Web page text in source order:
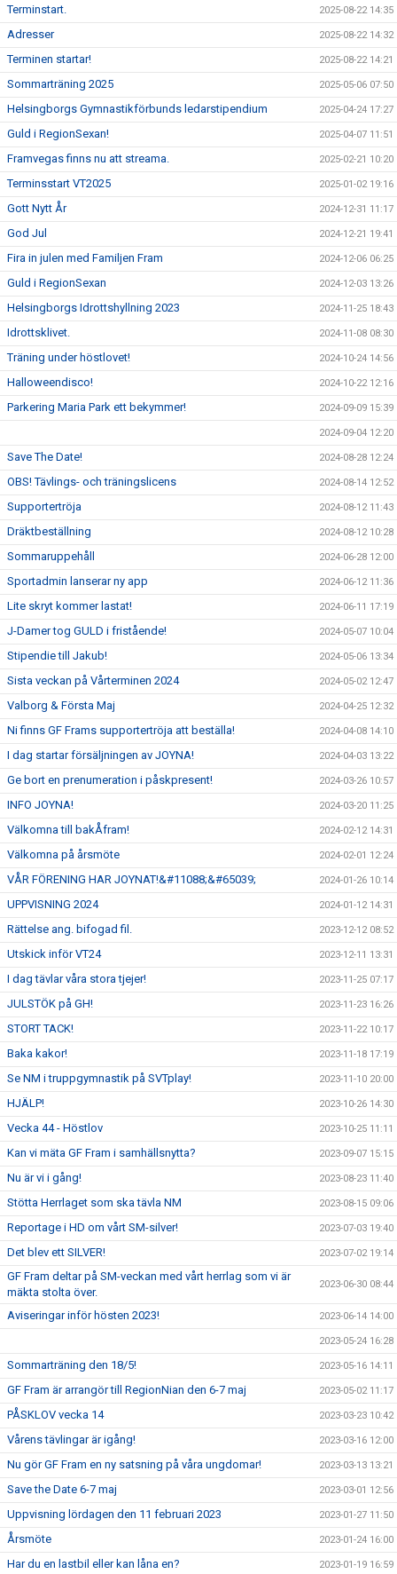
Terminstart. 2025-08-22 14:35
Adresser 2025-08-22 14:32
Terminen startar! 2025-08-22 14:21
Sommarträning 2025 2025-05-06 07:50
Helsingborgs Gymnastikförbunds ledarstipendium 2025-04-24 17:27
Guld i RegionSexan! 2025-04-07 11:51
Framvegas finns nu att streama. 2025-02-21 10:20
Terminsstart VT2025 2025-01-02 19:16
Gott Nytt År 2024-12-31 11:17
God Jul 2024-12-21 19:41
Fira in julen med Familjen Fram 2024-12-06 06:25
Guld i RegionSexan 2024-12-03 13:26
Helsingborgs Idrottshyllning 2023 2024-11-25 18:43
Idrottsklivet. 2024-11-08 08:30
Träning under höstlovet! 2024-10-24 14:56
Halloweendisco! 2024-10-22 12:16
Parkering Maria Park ett bekymmer! 2024-09-09 15:39
2024-09-04 12:20
Save The Date! 2024-08-28 12:24
OBS! Tävlings- och träningslicens 2024-08-14 12:52
Supportertröja 2024-08-12 11:43
Dräktbeställning 2024-08-12 10:28
Sommaruppehåll 2024-06-28 12:00
Sportadmin lanserar ny app 2024-06-12 11:36
Lite skryt kommer lastat! 2024-06-11 17:19
J-Damer tog GULD i fristående! 2024-05-07 10:04
Stipendie till Jakub! 2024-05-06 13:34
Sista veckan på Vårterminen 2024 2024-05-02 12:47
Valborg & Första Maj 2024-04-25 12:32
Ni finns GF Frams supportertröja att beställa! 2024-04-08 14:10
I dag startar försäljningen av JOYNA! 2024-04-03 13:22
Ge bort en prenumeration i påskpresent! 2024-03-26 10:57
INFO JOYNA! 2024-03-20 11:25
Välkomna till bakÅfram! 2024-02-12 14:31
Välkomna på årsmöte 2024-02-01 12:24
VÅR FÖRENING HAR JOYNAT!&#11088;&#65039; 2024-01-26 10:14
UPPVISNING 2024 2024-01-12 14:31
Rättelse ang. bifogad fil. 2023-12-12 08:52
Utskick inför VT24 2023-12-11 13:31
I dag tävlar våra stora tjejer! 2023-11-25 07:17
JULSTÖK på GH! 2023-11-23 16:26
STORT TACK! 2023-11-22 10:17
Baka kakor! 2023-11-18 17:19
Se NM i truppgymnastik på SVTplay! 2023-11-10 20:00
HJÄLP! 2023-10-26 14:30
Vecka 44 - Höstlov 2023-10-25 11:11
Kan vi mäta GF Fram i samhällsnytta? 2023-09-07 15:15
Nu är vi i gång! 2023-08-23 11:40
Stötta Herrlaget som ska tävla NM 2023-08-15 09:06
Reportage i HD om vårt SM-silver! 2023-07-03 19:40
Det blev ett SILVER! 2023-07-02 19:14
GF Fram deltar på SM-veckan med vårt herrlag som vi är
mäkta stolta över.
2023-06-30 08:44
Aviseringar inför hösten 2023! 2023-06-14 14:00
2023-05-24 16:28
Sommarträning den 18/5! 2023-05-16 14:11
GF Fram är arrangör till RegionNian den 6-7 maj 2023-05-02 11:17
PÅSKLOV vecka 14 2023-03-23 10:42
Vårens tävlingar är igång! 2023-03-16 12:00
Nu gör GF Fram en ny satsning på våra ungdomar! 2023-03-13 13:21
Save the Date 6-7 maj 2023-03-01 12:56
Uppvisning lördagen den 11 februari 2023 2023-01-27 11:50
Årsmöte 2023-01-24 16:00
Har du en lastbil eller kan låna en? 2023-01-19 16:59